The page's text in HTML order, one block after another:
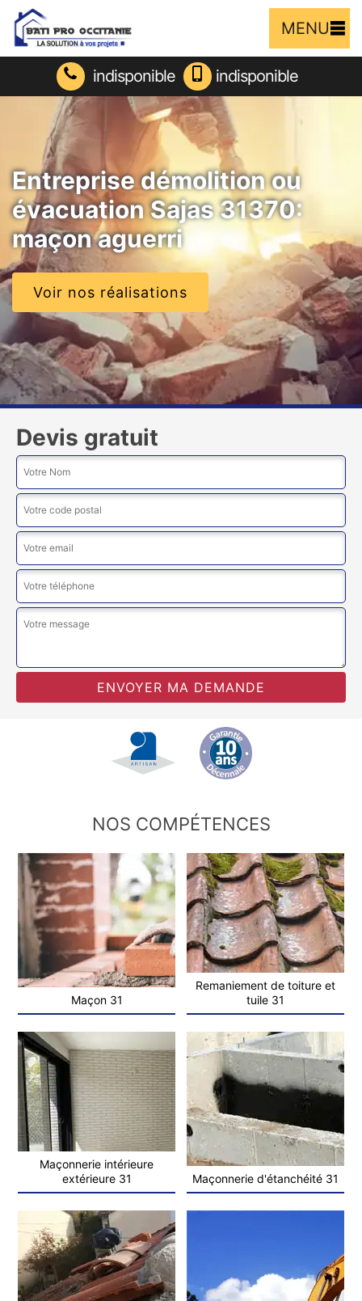
MENU
indisponible indisponible
Entreprise démolition ou
évacuation Sajas 31370:
maçon aguerri
Voir nos réalisations
Devis gratuit
NOS COMPÉTENCES
Maçon 31
Remaniement de toiture et
tuile 31
Maçonnerie intérieure
extérieure 31
Maçonnerie d'étanchéité 31